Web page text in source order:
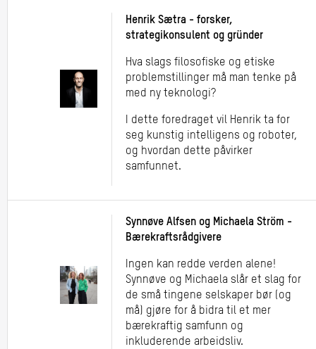
Henrik Sætra - forsker,
strategikonsulent og gründer
Hva slags filosofiske og etiske
problemstillinger må man tenke på
med ny teknologi?
I dette foredraget vil Henrik ta for
seg kunstig intelligens og roboter,
og hvordan dette påvirker
samfunnet.
Synnøve Alfsen og Michaela Ström -
Bærekraftsrådgivere
Ingen kan redde verden alene!
Synnøve og Michaela slår et slag for
de små tingene selskaper bør (og
må) gjøre for å bidra til et mer
bærekraftig samfunn og
inkluderende arbeidsliv.